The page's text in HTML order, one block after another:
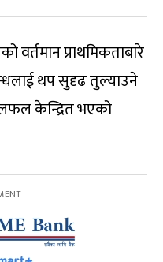
प्राथमिकताबारे
थप सुदृढ तुल्याउने
केन्द्रित भएको